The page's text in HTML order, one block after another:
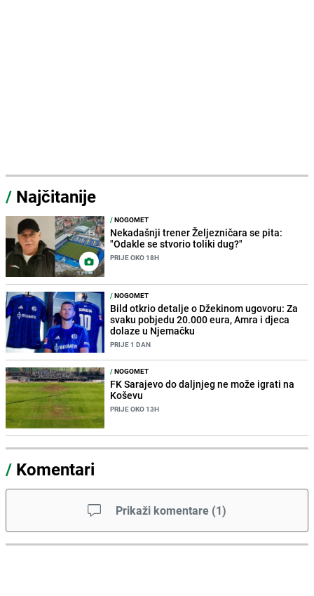
/ Najčitanije
/NOGOMET
Nekadašnji trener Željezničara se pita:
"Odakle se stvorio toliki dug?"
PRIJE OKO 18H
/NOGOMET
Bild otkrio detalje o Džekinom ugovoru: Za
svaku pobjedu 20.000 eura, Amra i djeca
dolaze u Njemačku
PRIJE 1 DAN
/NOGOMET
FK Sarajevo do daljnjeg ne može igrati na
Koševu
PRIJE OKO 13H
/ Komentari
Prikaži komentare (1)